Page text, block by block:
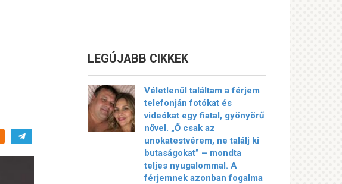
LEGÚJABB CIKKEK
Véletlenül találtam a férjem
telefonján fotókat és
videókat egy fiatal, gyönyörű
nővel. „Ő csak az
unokatestvérem, ne találj ki
butaságokat” – mondta
teljes nyugalommal. A
férjemnek azonban fogalma